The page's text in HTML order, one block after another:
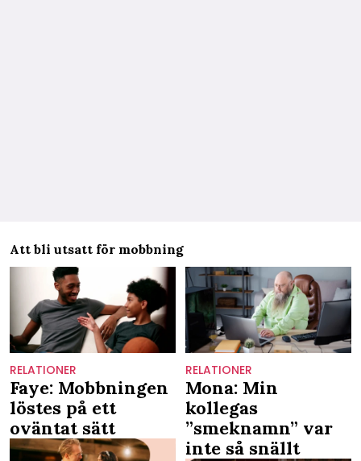
Att bli utsatt för mobbning
RELATIONER
Faye: Mobbningen
löstes på ett
oväntat sätt
RELATIONER
Mona: Min
kollegas
”smeknamn” var
inte så snällt